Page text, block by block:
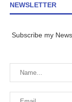
NEWSLETTER
Subscribe my